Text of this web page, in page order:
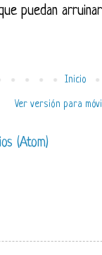
puedan
Inicio
Ver versión para
(Atom)